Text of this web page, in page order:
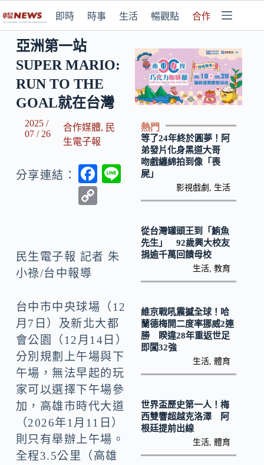
即時 時事 生活 暢觀點 合作媒體
亞洲第一站
SUPER MARIO:
RUN TO THE
GOAL就在台灣
2025 /
07 / 26
合作媒體, 民
生電子報
分享連結：
F
o
o
y
k
民生電子報 記者 朱
小祿/台中報導
台中市中央球場（12
月7日）及新北大都
會公園（12月14日）
分別規劃上午場與下
午場，無法早起的玩
家可以選擇下午場參
加，高雄市時代大道
（2026年1月11日）
則只有舉辦上午場。
全程3.5公里（高雄
熱門
等了24年終於圓夢！阿
弟發片化身黑道大哥
吻戲纏綿拍到像「喪
屍」
影視戲劇 生活
從台灣罐頭王到「鮪魚
先生」 92歲興大校友
捐逾千萬回饋母校
生活 ,教育
維京戰吼震撼全球！哈
蘭德梅開二度率挪威2連
勝 睽違28年重返世足
即闖32強
生活 ,體育
世界盃歷史第一人！梅
西雙響超越克洛澤 阿
根廷提前出線
生活 ,體育